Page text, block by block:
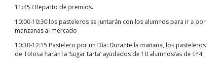
11:45 / Reparto de premios.
10:00-10:30 los pasteleros se juntarán con los alumnos para ir a por
manzanas al mercado
10:30-12:15 Pastelero por un Día: Durante la mañana, los pasteleros
de Tolosa harán la ‘Sugar tarta’ ayudados de 10 alumnos/as de EP4.